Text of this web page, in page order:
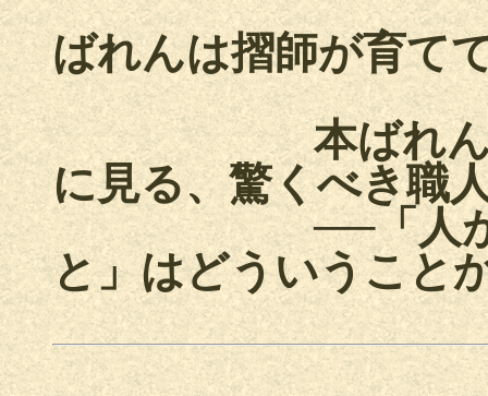
ばれんは摺師が育て
本ばれ
に見る、驚くべき職
──「人が手で
と」はどういうこと